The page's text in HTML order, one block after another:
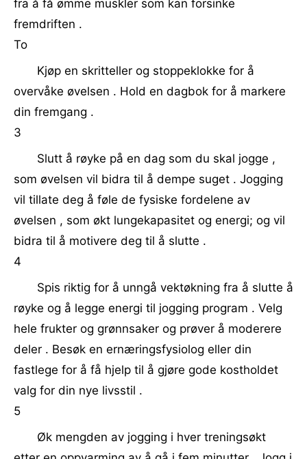
fra å få ømme muskler som kan forsinke
fremdriften .
To
Kjøp en skritteller og stoppeklokke for å
overvåke øvelsen . Hold en dagbok for å markere
din fremgang .
3
Slutt å røyke på en dag som du skal jogge ,
som øvelsen vil bidra til å dempe suget . Jogging
vil tillate deg å føle de fysiske fordelene av
øvelsen , som økt lungekapasitet og energi; og vil
bidra til å motivere deg til å slutte .
4
Spis riktig for å unngå vektøkning fra å slutte å
røyke og å legge energi til jogging program . Velg
hele frukter og grønnsaker og prøver å moderere
deler . Besøk en ernæringsfysiolog eller din
fastlege for å få hjelp til å gjøre gode kostholdet
valg for din nye livsstil .
5
Øk mengden av jogging i hver treningsøkt